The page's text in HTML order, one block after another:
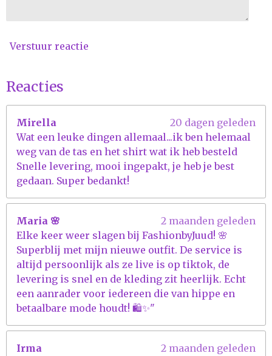
t
Verstuur reactie
Reacties
Mirella
20 dagen geleden
Wat een leuke dingen allemaal...ik ben helemaal
weg van de tas en het shirt wat ik heb besteld
Snelle levering, mooi ingepakt, je heb je best
gedaan. Super bedankt!
Maria 🌸
2 maanden geleden
Elke keer weer slagen bij FashionbyJuud! 🌸
Superblij met mijn nieuwe outfit. De service is
altijd persoonlijk als ze live is op tiktok, de
levering is snel en de kleding zit heerlijk. Echt
een aanrader voor iedereen die van hippe en
betaalbare mode houdt! 🛍️✨"
Irma
2 maanden geleden